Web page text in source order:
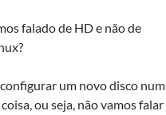
falado de HD e não de
um novo disco num
ou seja, não vamos falar